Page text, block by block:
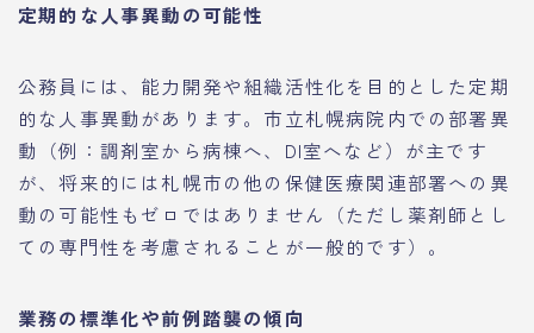
定期的な人事異動の可能性
公務員には、能力開発や組織活性化を目的とした定期
的な人事異動があります。市立札幌病院内での部署異
動（例：調剤室から病棟へ、DI室へなど）が主です
が、将来的には札幌市の他の保健医療関連部署への異
動の可能性もゼロではありません（ただし薬剤師とし
ての専門性を考慮されることが一般的です）。
業務の標準化や前例踏襲の傾向